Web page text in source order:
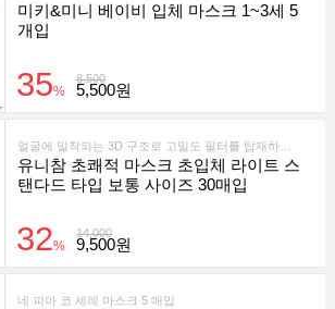
미키&미니 베이비 입체 마스크 1~3세 5
개입
8,500
35% 5,500원
얼굴에 밀착되는 3D 구조로 고밀도 필터를 탑재하여 바이러스 및 미세먼지를 효과적으로 차단해줍니다.
유니참 초쾌적 마스크 초입체 라이트 스
탠다드 타입 보통 사이즈 30매입
14,000
32% 9,500원
네 피아 코 세레 마스크 5 매입